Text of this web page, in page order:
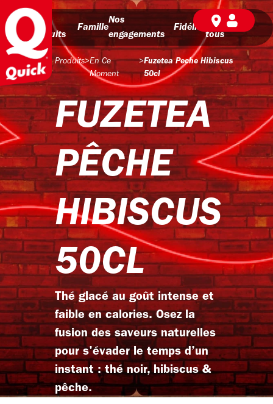
Nos
produits
Famille
Nos
engagements
Fidélité
BD pour
tous
Produits>En Ce
Moment
>Fuzetea Peche Hibiscus
50cl
FUZETEA
PÊCHE
HIBISCUS
50CL
Thé glacé au goût intense et
faible en calories. Osez la
fusion des saveurs naturelles
pour s'évader le temps d’un
instant : thé noir, hibiscus &
pêche.